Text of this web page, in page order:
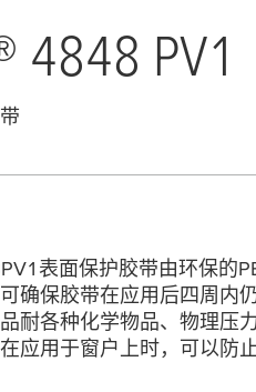
4848 PV1
表面保护胶带由环保的
确保胶带在应用后四周内
耐各种化学物品、物理压力
应用于窗户上时，可以防止